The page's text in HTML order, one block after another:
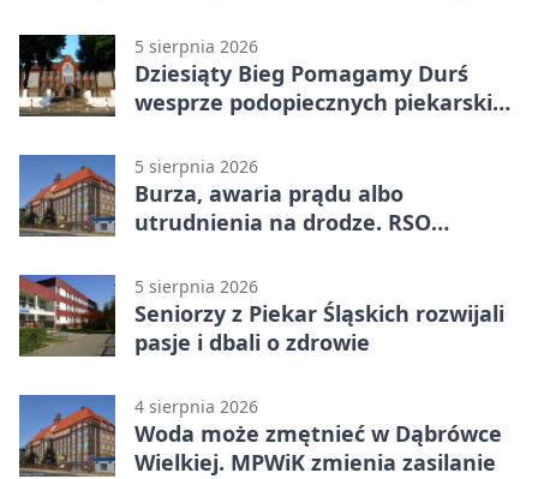
5 sierpnia 2026
Dziesiąty Bieg Pomagamy Durś
wesprze podopiecznych piekarskich
5 sierpnia 2026
Burza, awaria prądu albo
utrudnienia na drodze. RSO
5 sierpnia 2026
Seniorzy z Piekar Śląskich rozwijali
pasje i dbali o zdrowie
4 sierpnia 2026
Woda może zmętnieć w Dąbrówce
Wielkiej. MPWiK zmienia zasilanie